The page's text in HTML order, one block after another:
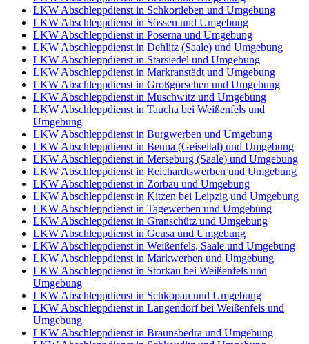
LKW Abschleppdienst in Schkortleben und Umgebung
LKW Abschleppdienst in Sössen und Umgebung
LKW Abschleppdienst in Poserna und Umgebung
LKW Abschleppdienst in Dehlitz (Saale) und Umgebung
LKW Abschleppdienst in Starsiedel und Umgebung
LKW Abschleppdienst in Markranstädt und Umgebung
LKW Abschleppdienst in Großgörschen und Umgebung
LKW Abschleppdienst in Muschwitz und Umgebung
LKW Abschleppdienst in Taucha bei Weißenfels und
Umgebung
LKW Abschleppdienst in Burgwerben und Umgebung
LKW Abschleppdienst in Beuna (Geiseltal) und Umgebung
LKW Abschleppdienst in Merseburg (Saale) und Umgebung
LKW Abschleppdienst in Reichardtswerben und Umgebung
LKW Abschleppdienst in Zorbau und Umgebung
LKW Abschleppdienst in Kitzen bei Leipzig und Umgebung
LKW Abschleppdienst in Tagewerben und Umgebung
LKW Abschleppdienst in Granschütz und Umgebung
LKW Abschleppdienst in Geusa und Umgebung
LKW Abschleppdienst in Weißenfels, Saale und Umgebung
LKW Abschleppdienst in Markwerben und Umgebung
LKW Abschleppdienst in Storkau bei Weißenfels und
Umgebung
LKW Abschleppdienst in Schkopau und Umgebung
LKW Abschleppdienst in Langendorf bei Weißenfels und
Umgebung
LKW Abschleppdienst in Braunsbedra und Umgebung